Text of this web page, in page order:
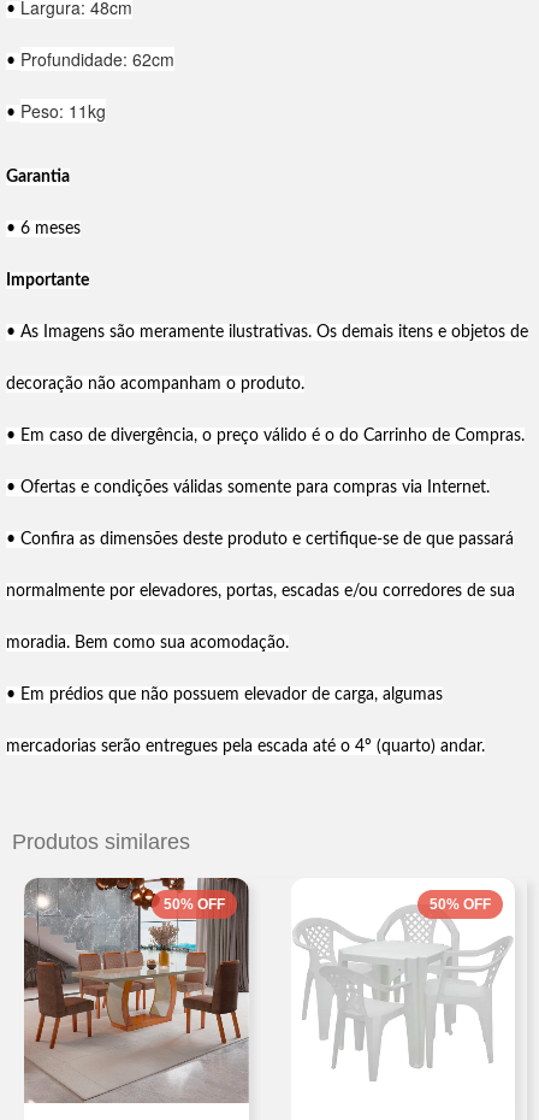
• Largura: 48cm
• Profundidade: 62cm
• Peso: 11kg
Garantia
• 6 meses
Importante
• As Imagens são meramente ilustrativas. Os demais itens e objetos de
decoração não acompanham o produto.
• Em caso de divergência, o preço válido é o do Carrinho de Compras.
• Ofertas e condições válidas somente para compras via Internet.
• Confira as dimensões deste produto e certifique-se de que passará
normalmente por elevadores, portas, escadas e/ou corredores de sua
moradia. Bem como sua acomodação.
• Em prédios que não possuem elevador de carga, algumas
mercadorias serão entregues pela escada até o 4º (quarto) andar.
Produtos similares
50% OFF 50% OFF